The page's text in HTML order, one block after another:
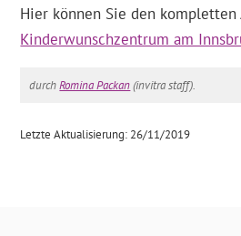
Hier können Sie den
Kinderwunschzentrum am
durchRomina Packan(invitra staff).
Letzte Aktualisierung: 26/11/2019